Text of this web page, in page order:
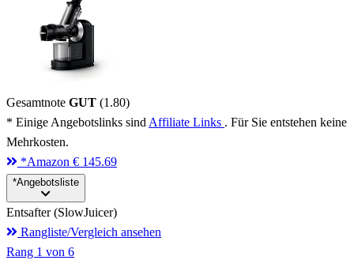
Gesamtnote GUT (1.80)
* Einige Angebotslinks sind Affiliate Links . Für Sie entstehen keine
Mehrkosten.
*Amazon € 145.69
*Angebotsliste
Entsafter (SlowJuicer)
Rangliste/Vergleich ansehen
Rang 1 von 6